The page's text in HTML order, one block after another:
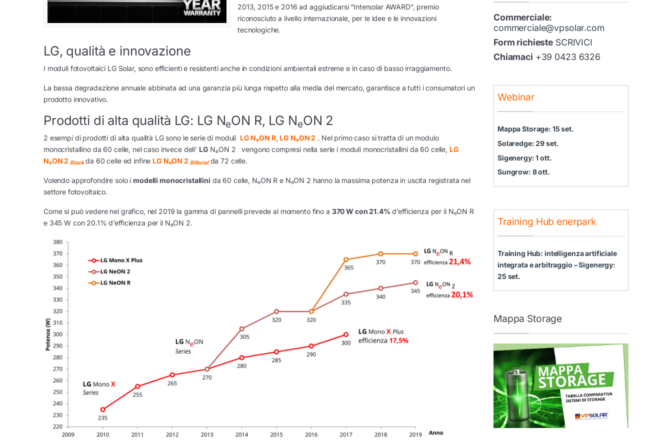
2013, 2015 e 2016 ad aggiudicarsi “Intersolar AWARD”, premio
riconosciuto a livello internazionale, per le idee e le innovazioni
tecnologiche.
LG, qualità e innovazione
I moduli fotovoltaici LG Solar, sono efficienti e resistenti anche in condizioni ambientali estreme e in caso di basso irraggiamento.
La bassa degradazione annuale abbinata ad una garanzia più lunga rispetto alla media del mercato, garantisce a tutti i consumatori un
prodotto innovativo.
Prodotti di alta qualità LG: LG NeON R, LG NeON 2
2 esempi di prodotti di alta qualità LG sono le serie di moduli LG NeON R, LG NeON 2 . Nel primo caso si tratta di un modulo
monocristallino da 60 celle, nel caso invece dell’ LG NeON 2 vengono compresi nella serie i moduli monocristallini da 60 celle, LG
NeON 2 Blackda 60 celle ed infine LG NeON 2 Bifacialda 72 celle.
Volendo approfondire solo imodelli monocristallini da 60 celle, NeON R e NeON 2 hanno la massima potenza in uscita registrata nel
settore fotovoltaico.
Come si può vedere nel grafico, nel 2019 la gamma di pannelli prevede al momento fino a 370 W con 21.4% d’efficienza per il NeON R
e 345 W con 20.1% d’efficienza per il NeON 2.
Commerciale:
commerciale@vpsolar.com
Form richieste SCRIVICI
Chiamaci +39 0423 6326
Webinar
Mappa Storage: 15 set.
Solaredge: 29 set.
Sigenergy: 1 ott.
Sungrow: 8 ott.
Training Hub enerpark
Training Hub: intelligenza artificiale
integrata e arbitraggio – Sigenergy:
25 set.
Mappa Storage